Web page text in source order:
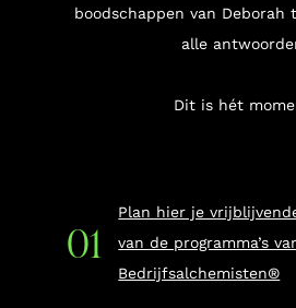
boodschappen van Deborah
alle
Dit is hét
Plan hier je
van de programma’s
Bedrijfsalchemisten®